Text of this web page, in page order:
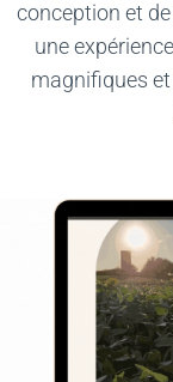
conception et
une
magnifiques